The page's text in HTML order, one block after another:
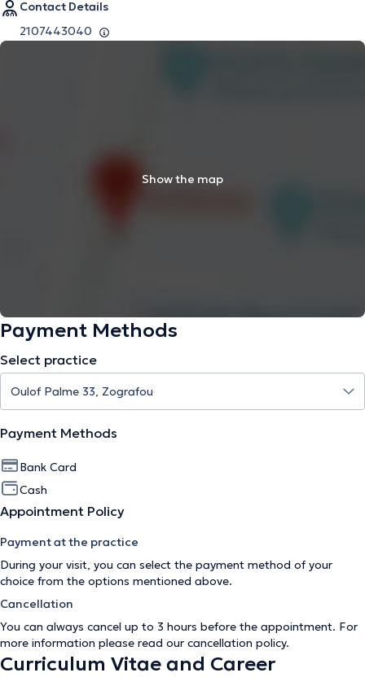
Contact Details
2107443040
Show the map
Payment Methods
Select practice
Payment Methods
Bank Card
Cash
Appointment Policy
Payment at the practice
During your visit, you can select the payment method of your
choice from the options mentioned above.
Cancellation
You can always cancel up to 3 hours before the appointment. For
more information please read our cancellation policy.
Curriculum Vitae and Career